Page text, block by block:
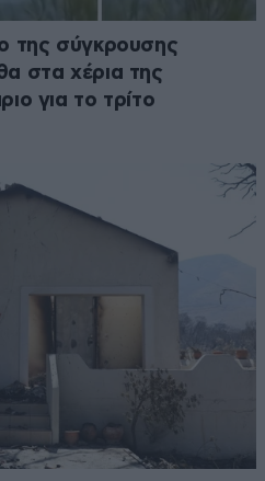
της σύγκρουσης
στα χέρια της
για το τρίτο